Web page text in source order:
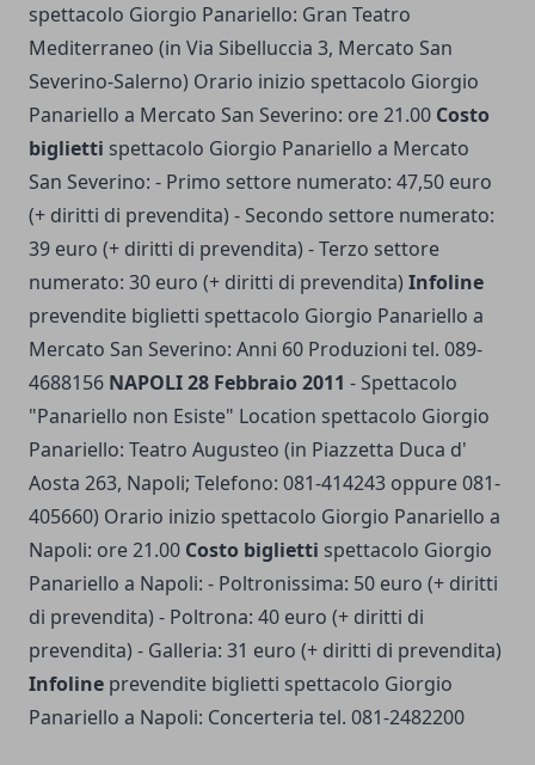
spettacolo Giorgio Panariello: Gran Teatro
Mediterraneo (in Via Sibelluccia 3, Mercato San
Severino-Salerno) Orario inizio spettacolo Giorgio
Panariello a Mercato San Severino: ore 21.00 Costo
biglietti spettacolo Giorgio Panariello a Mercato
San Severino: - Primo settore numerato: 47,50 euro
(+ diritti di prevendita) - Secondo settore numerato:
39 euro (+ diritti di prevendita) - Terzo settore
numerato: 30 euro (+ diritti di prevendita) Infoline
prevendite biglietti spettacolo Giorgio Panariello a
Mercato San Severino: Anni 60 Produzioni tel. 089-
4688156 NAPOLI 28 Febbraio 2011 - Spettacolo
"Panariello non Esiste" Location spettacolo Giorgio
Panariello: Teatro Augusteo (in Piazzetta Duca d'
Aosta 263, Napoli; Telefono: 081-414243 oppure 081-
405660) Orario inizio spettacolo Giorgio Panariello a
Napoli: ore 21.00 Costo biglietti spettacolo Giorgio
Panariello a Napoli: - Poltronissima: 50 euro (+ diritti
di prevendita) - Poltrona: 40 euro (+ diritti di
prevendita) - Galleria: 31 euro (+ diritti di prevendita)
Infoline prevendite biglietti spettacolo Giorgio
Panariello a Napoli: Concerteria tel. 081-2482200